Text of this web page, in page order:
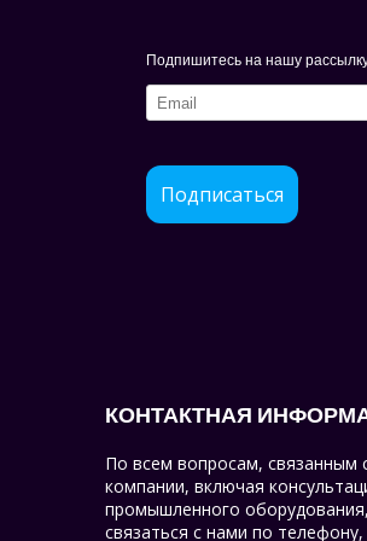
Подпишитесь на нашу
Подписаться
КОНТАКТНАЯ
По всем вопросам, связанным
компании, включая
промышленного
связаться с нами по